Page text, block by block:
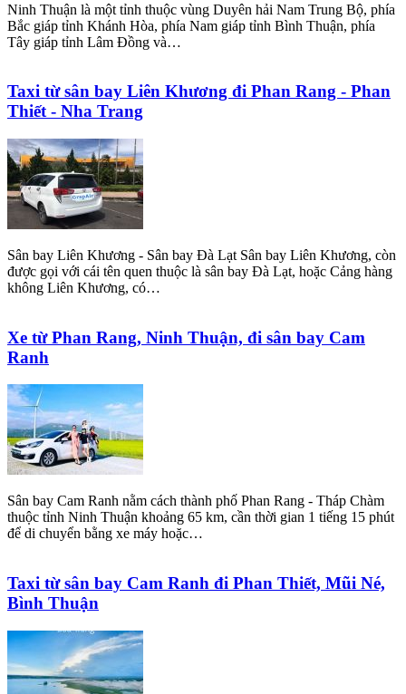
Bắc giáp tỉnh Khánh Hòa, phía Nam giáp tỉnh Bình Thuận, phía
Tây giáp tỉnh Lâm Đồng và…
Thiết - Nha Trang
được gọi với cái tên quen thuộc là sân bay Đà Lạt, hoặc Cảng hàng
không Liên Khương, có…
Ranh
thuộc tỉnh Ninh Thuận khoảng 65 km, cần thời gian 1 tiếng 15 phút
để di chuyển bằng xe máy hoặc…
Bình Thuận